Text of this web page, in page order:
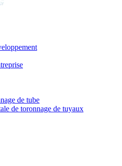
de tube
de toronnage de tuyaux